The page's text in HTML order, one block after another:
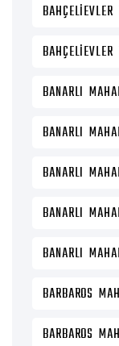
BANARLI
BANARLI
BANARLI
BANARLI
BANARLI
BARBAROS
BARBAROS